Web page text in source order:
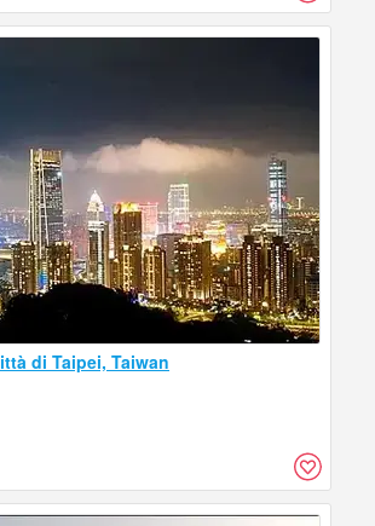
di Taipei, Taiwan